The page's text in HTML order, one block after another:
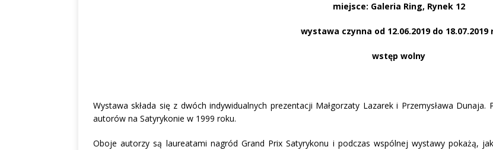
miejsce: Galeria Ring, Rynek 12
wystawa czynna od 12.06.2019 do 18.07.2019
wstęp wolny
Wystawa składa się z dwóch indywidualnych prezentacji Małgorzaty Lazarek i Przemysława
autorów na Satyrykonie w 1999 roku.
Oboje autorzy są laureatami nagród Grand Prix Satyrykonu i podczas wspólnej wystawy pokażą,